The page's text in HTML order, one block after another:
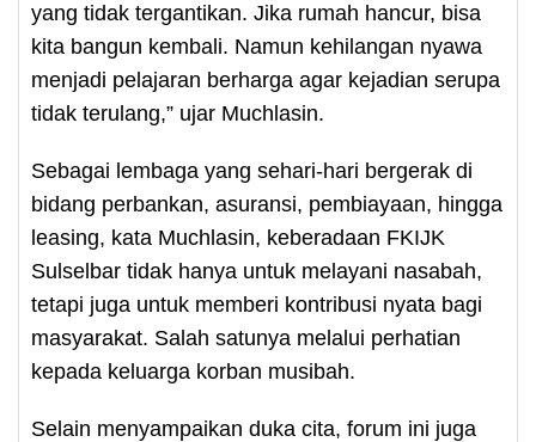
yang tidak tergantikan. Jika rumah hancur, bisa
kita bangun kembali. Namun kehilangan nyawa
menjadi pelajaran berharga agar kejadian serupa
tidak terulang,” ujar Muchlasin.
Sebagai lembaga yang sehari-hari bergerak di
bidang perbankan, asuransi, pembiayaan, hingga
leasing, kata Muchlasin, keberadaan FKIJK
Sulselbar tidak hanya untuk melayani nasabah,
tetapi juga untuk memberi kontribusi nyata bagi
masyarakat. Salah satunya melalui perhatian
kepada keluarga korban musibah.
Selain menyampaikan duka cita, forum ini juga